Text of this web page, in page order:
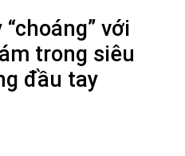
với
trong siêu
đầu tay